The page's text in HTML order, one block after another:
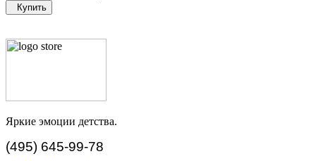
Купить
Яркие эмоции детства.
(495) 645-99-78